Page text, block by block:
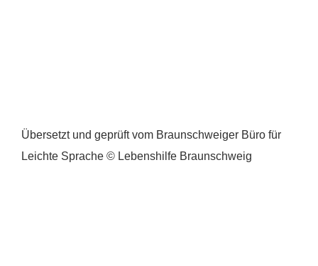
Übersetzt und geprüft vom Braunschweiger Büro für
Leichte Sprache © Lebenshilfe Braunschweig